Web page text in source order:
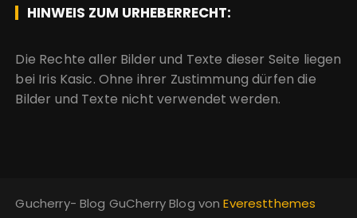
HINWEIS ZUM URHEBERRECHT:
Die Rechte aller Bilder und Texte dieser Seite liegen
bei Iris Kasic. Ohne ihrer Zustimmung dürfen die
Bilder und Texte nicht verwendet werden.
Gucherry- Blog GuCherry Blog vonEverestthemes